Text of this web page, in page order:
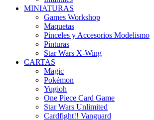
MINIATURAS
Games Workshop
Maquetas
Pinceles y Accesorios Modelismo
Pinturas
Star Wars X-Wing
CARTAS
Magic
Pokémon
Yugioh
One Piece Card Game
Star Wars Unlimited
Cardfight!! Vanguard